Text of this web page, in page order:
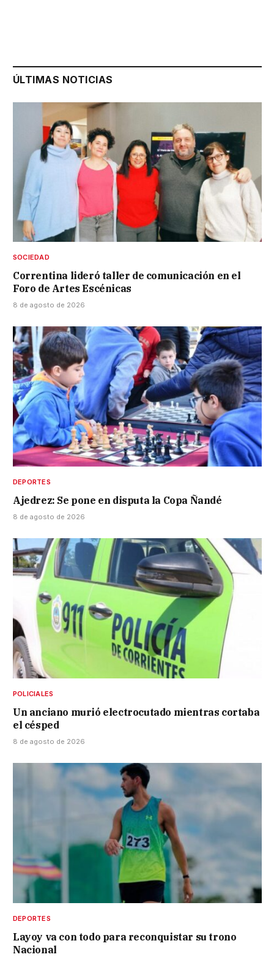
ÚLTIMAS NOTICIAS
SOCIEDAD
Correntina lideró taller de comunicación en el
Foro de Artes Escénicas
8 de agosto de 2026
DEPORTES
Ajedrez: Se pone en disputa la Copa Ñandé
8 de agosto de 2026
POLICIALES
Un anciano murió electrocutado mientras cortaba
el césped
8 de agosto de 2026
DEPORTES
Layoy va con todo para reconquistar su trono
Nacional